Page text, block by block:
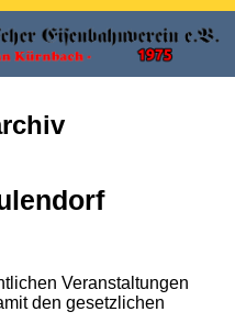
Veranstaltungen
den gesetzlichen